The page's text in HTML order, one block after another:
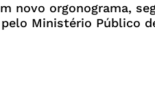
novo orgonograma,
Ministério Público